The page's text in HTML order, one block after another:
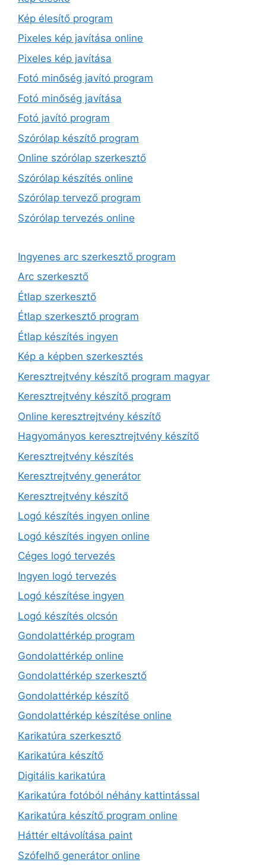
Kép élesítő program
Pixeles kép javítása online
Pixeles kép javítása
Fotó minőség javító program
Fotó minőség javítása
Fotó javító program
Szórólap készítő program
Online szórólap szerkesztő
Szórólap készítés online
Szórólap tervező program
Szórólap tervezés online
Ingyenes arc szerkesztő program
Arc szerkesztő
Étlap szerkesztő
Étlap szerkesztő program
Étlap készítés ingyen
Kép a képben szerkesztés
Keresztrejtvény készítő program magyar
Keresztrejtvény készítő program
Online keresztrejtvény készítő
Hagyományos keresztrejtvény készítő
Keresztrejtvény készítés
Keresztrejtvény generátor
Keresztrejtvény készítő
Logó készítés ingyen online
Logó készítés ingyen online
Céges logó tervezés
Ingyen logó tervezés
Logó készítése ingyen
Logó készítés olcsón
Gondolattérkép program
Gondolattérkép online
Gondolattérkép szerkesztő
Gondolattérkép készítő
Gondolattérkép készítése online
Karikatúra szerkesztő
Karikatúra készítő
Digitális karikatúra
Karikatúra fotóból néhány kattintással
Karikatúra készítő program online
Háttér eltávolítása paint
Szófelhő generátor online